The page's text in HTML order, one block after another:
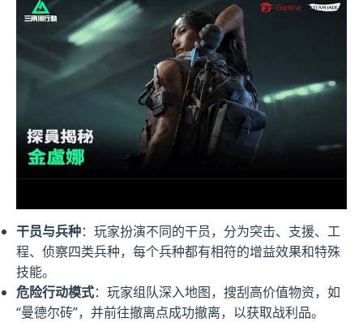
干员与兵种：玩家扮演不同的干员，分为突击、支援、工
程、侦察四类兵种，每个兵种都有相符的增益效果和特殊
技能。
危险行动模式：玩家组队深入地图，搜刮高价值物资，如
“曼德尔砖”，并前往撤离点成功撤离，以获取战利品。